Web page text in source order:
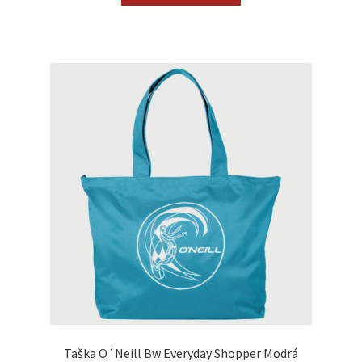
Taška O´Neill Bw Everyday Shopper Modrá